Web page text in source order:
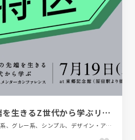
Z特区 | 時代の先端を生きるZ世代から学ぶリバースメンターカンファレンス
LP・特集ページ、グリーン系、グレー系、シンプル、デザイン・アート・音楽・文芸、ポップ、モーション多め